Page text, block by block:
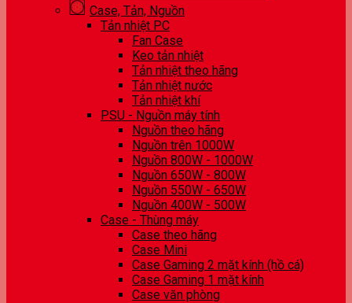
Case, Tản, Nguồn
Tản nhiệt PC
Fan Case
Keo tản nhiệt
Tản nhiệt theo hãng
Tản nhiệt nước
Tản nhiệt khí
PSU - Nguồn máy tính
Nguồn theo hãng
Nguồn trên 1000W
Nguồn 800W - 1000W
Nguồn 650W - 800W
Nguồn 550W - 650W
Nguồn 400W - 500W
Case - Thùng máy
Case theo hãng
Case Mini
Case Gaming 2 mặt kính (hồ cá)
Case Gaming 1 mặt kính
Case văn phòng